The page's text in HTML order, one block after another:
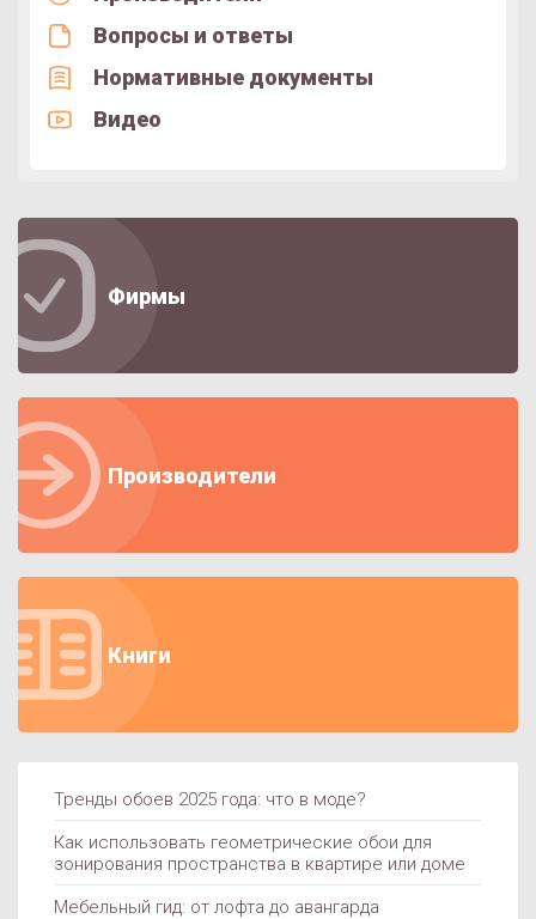
Вопросы и ответы
Нормативные документы
Видео
Фирмы
Производители
Книги
ДИЗАЙН
Тренды обоев 2025 года: что в моде?
Как использовать геометрические обои для
зонирования пространства в квартире или доме
Мебельный гид: от лофта до авангарда